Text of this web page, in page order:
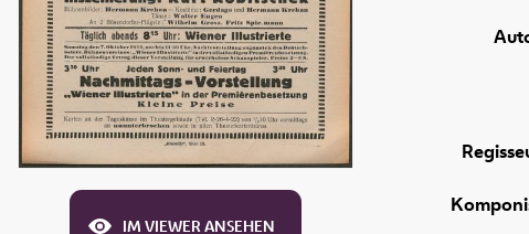
IM VIEWER ANSEHEN